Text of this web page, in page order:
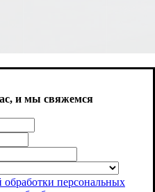
и мы свяжемся
обработки персональных
kazan.ru , вы
cookie. Как запретить
cookie можно найти в